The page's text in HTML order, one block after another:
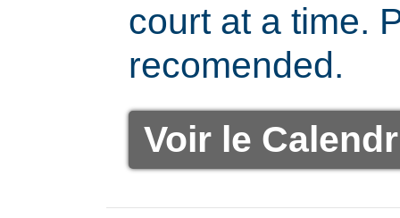
court at a time.
recomended.
Voir le